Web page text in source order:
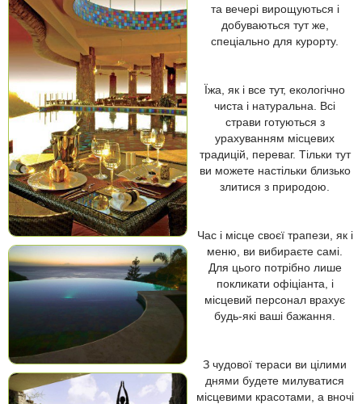
та вечері вирощуються і
добуваються тут же,
спеціально для курорту.
Їжа, як і все тут, екологічно
чиста і натуральна. Всі
страви готуються з
урахуванням місцевих
традицій, переваг. Тільки тут
ви можете настільки близько
злитися з природою.
Час і місце своєї трапези, як і
меню, ви вибираєте самі.
Для цього потрібно лише
покликати офіціанта, і
місцевий персонал врахує
будь-які ваші бажання.
З чудової тераси ви цілими
днями будете милуватися
місцевими красотами, а вночі